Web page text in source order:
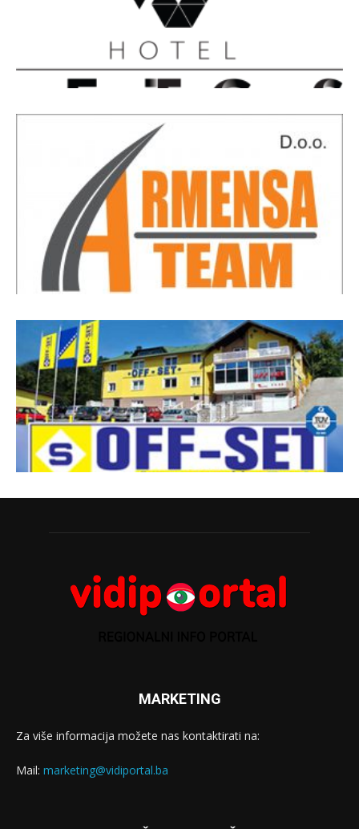
MARKETING
Za više informacija možete nas kontaktirati na:
Mail: marketing@vidiportal.ba